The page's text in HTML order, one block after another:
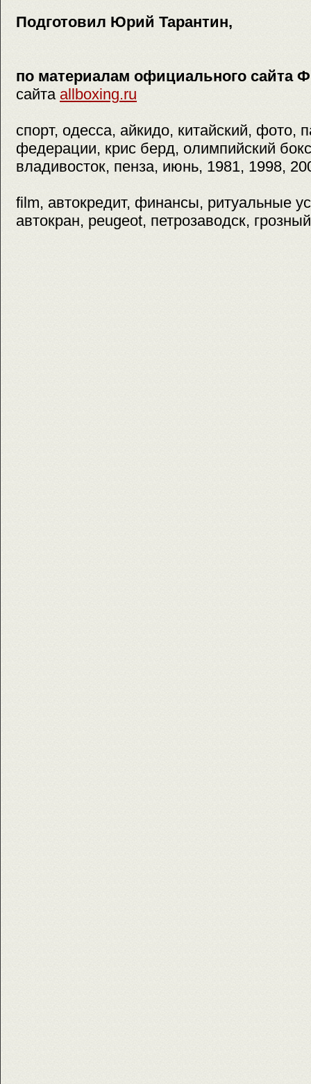
Подготовил Юрий Тарантин,
по материалам официального сайта
сайта allboxing.ru
спорт, одесса, айкидо, китайский, фото,
федерации, крис берд, олимпийский
владивосток, пенза, июнь, 1981, 1998,
film, автокредит, финансы, ритуальные
автокран, peugeot, петрозаводск,